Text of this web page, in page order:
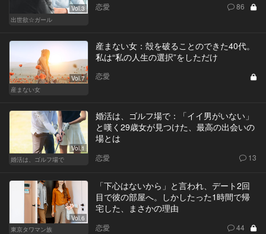
Vol.3
出世欲☆ガール
恋愛 86
Vol.7
産まない女
産まない女：殻を破ることのできた40代。
私は“私の人生の選択”をしただけ
恋愛
Vol.1
婚活は、ゴルフ場で
婚活は、ゴルフ場で：「イイ男がいない」
と嘆く29歳女が見つけた、最高の出会いの
場とは
恋愛 13
Vol.6
東京タワマン族
「下心はないから」と言われ、デート2回
目で彼の部屋へ。しかしたった1時間で帰
宅した、まさかの理由
恋愛 44